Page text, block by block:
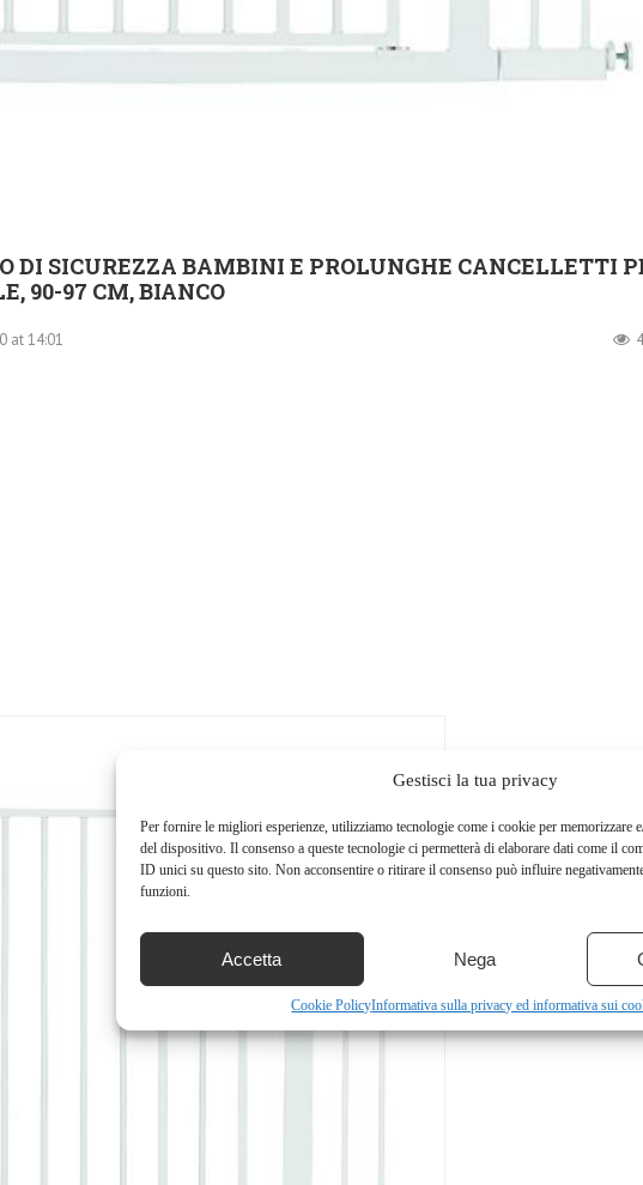
Gestisci la tua privacy
Per fornire le migliori esperienze, utilizziamo tecnologie come i cookie per memorizzare
del dispositivo. Il consenso a queste tecnologie ci permetterà di elaborare dati come il
ID unici su questo sito. Non acconsentire o ritirare il consenso può influire
funzioni.
Accetta Nega
Cookie PolicyInformativa sulla privacy ed informativa sui
DI SICUREZZA BAMBINI E PROLUNGHE CANCELLETTI
90-97 CM, BIANCO
at 14:01